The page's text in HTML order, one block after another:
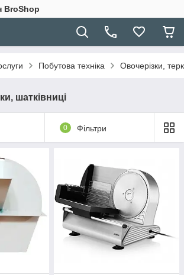
BroShop
Побутова техніка Овочерізки,
шатківниці
0 Фільтри